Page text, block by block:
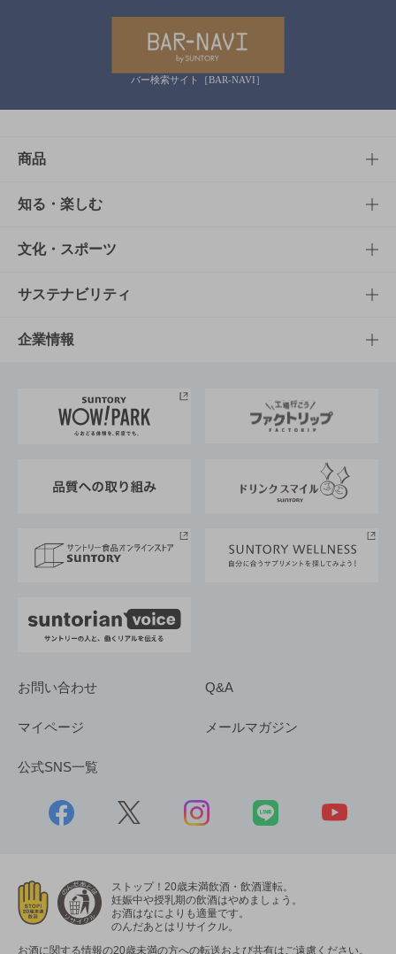
バー検索サイト［BAR-NAVI］
商品
商品TOP
商品一覧
商品発売情報
栄養成分一覧
知る・楽しむ
知る・楽しむTOP
キャンペーン
工場見学
地域情報
文化・スポーツ
文化・スポーツTOP
サントリーホール
サントリーサンバーズ大阪
サステナビリティ
サステナビリティTOP
サントリーが考えるサステナビリティ経営
企業情報
企業概要
採用情報
お問い合わせ Q&A
マイページ メールマガジン
公式SNS一覧
ストップ！20歳未満飲酒・飲酒運転。
妊娠中や授乳期の飲酒はやめましょう。
お酒はなによりも適量です。
のんだあとはリサイクル。
お酒に関する情報の20歳未満の方への転送および共有はご遠慮ください。